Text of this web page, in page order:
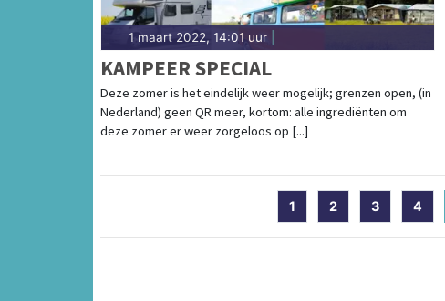
1 maart 2022, 14:01 uur
KAMPEER SPECIAL
Deze zomer is het eindelijk weer mogelijk; grenzen open, (in
Nederland) geen QR meer, kortom: alle ingrediënten om
deze zomer er weer zorgeloos op [...]
1 2 3 4